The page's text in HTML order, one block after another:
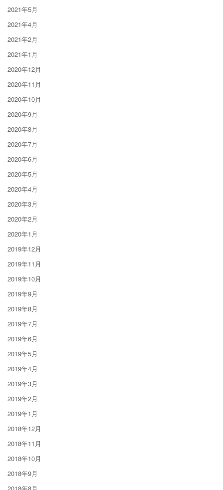
2021年5月
2021年4月
2021年2月
2021年1月
2020年12月
2020年11月
2020年10月
2020年9月
2020年8月
2020年7月
2020年6月
2020年5月
2020年4月
2020年3月
2020年2月
2020年1月
2019年12月
2019年11月
2019年10月
2019年9月
2019年8月
2019年7月
2019年6月
2019年5月
2019年4月
2019年3月
2019年2月
2019年1月
2018年12月
2018年11月
2018年10月
2018年9月
2018年8月